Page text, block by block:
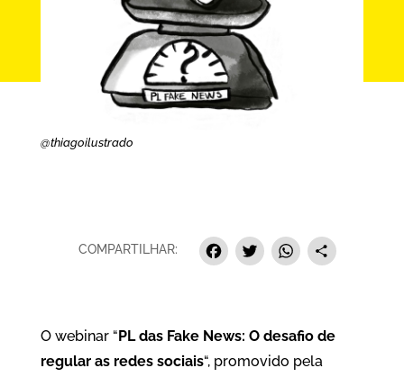
@thiagoilustrado
COMPARTILHAR: Facebook
Twitter
O webinar “ PL das Fake News: O desafio de
regular as redes sociais“, promovido pela